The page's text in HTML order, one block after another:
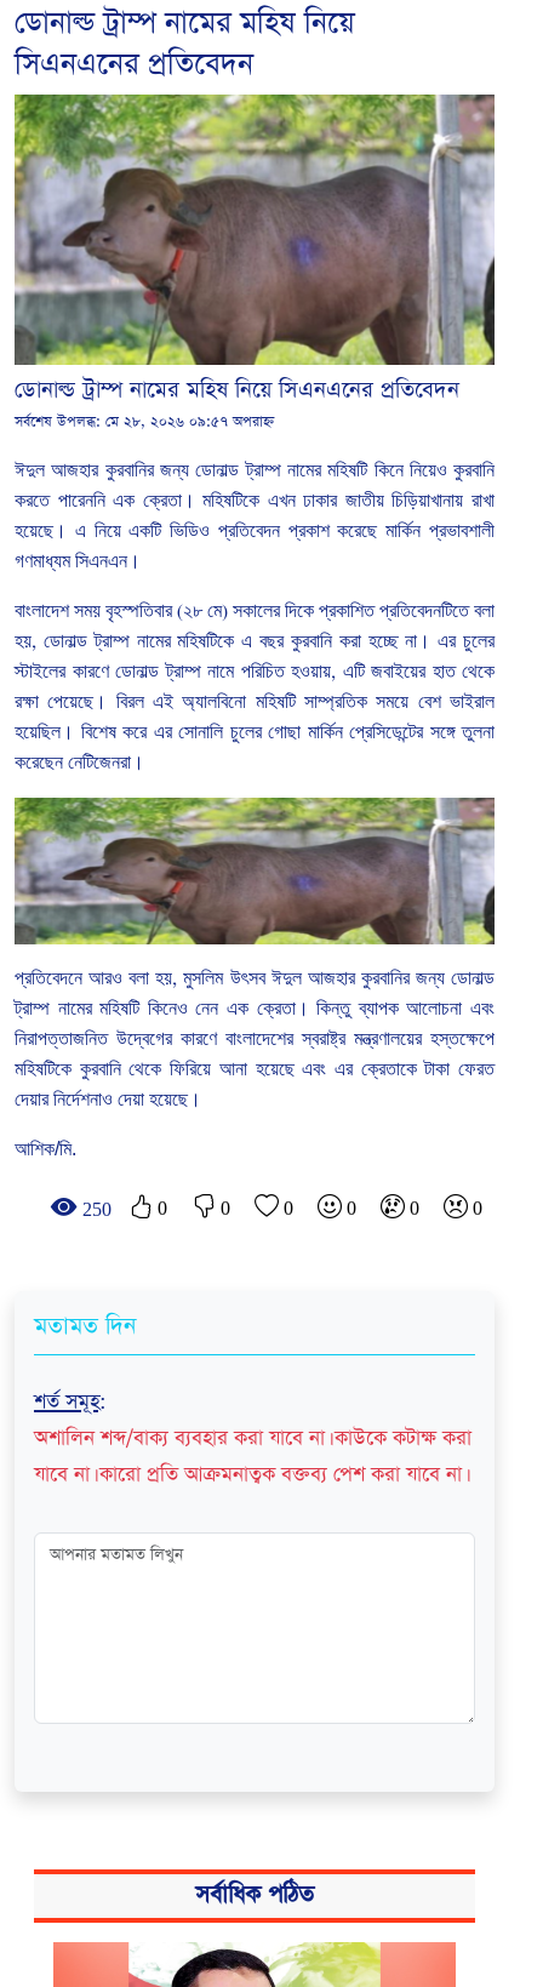
ডোনাল্ড ট্রাম্প নামের মহিষ নিয়ে
সিএনএনের প্রতিবেদন
ডোনাল্ড ট্রাম্প নামের মহিষ নিয়ে সিএনএনের প্রতিবেদন
সর্বশেষ উপলব্ধ: মে ২৮, ২০২৬ ০৯:৫৭ অপরাহ্ন
ঈদুল আজহার কুরবানির জন্য ডোনাল্ড ট্রাম্প নামের মহিষটি কিনে নিয়েও কুরবানি
করতে পারেননি এক ক্রেতা। মহিষটিকে এখন ঢাকার জাতীয় চিড়িয়াখানায় রাখা
হয়েছে। এ নিয়ে একটি ভিডিও প্রতিবেদন প্রকাশ করেছে মার্কিন প্রভাবশালী
গণমাধ্যম সিএনএন।
বাংলাদেশ সময় বৃহস্পতিবার(২৮ মে) সকালের দিকে প্রকাশিত প্রতিবেদনটিতে বলা
হয়, ডোনাল্ড ট্রাম্প নামের মহিষটিকে এ বছর কুরবানি করা হচ্ছে না। এর চুলের
স্টাইলের কারণে ডোনাল্ড ট্রাম্প নামে পরিচিত হওয়ায়, এটি জবাইয়ের হাত থেকে
রক্ষা পেয়েছে। বিরল এই অ্যালবিনো মহিষটি সাম্প্রতিক সময়ে বেশ ভাইরাল
হয়েছিল। বিশেষ করে এর সোনালি চুলের গোছা মার্কিন প্রেসিডেন্টের সঙ্গে তুলনা
করেছেন নেটিজেনরা।
প্রতিবেদনে আরও বলা হয়,মুসলিম উৎসব ঈদুল আজহার কুরবানির জন্য ডোনাল্ড
ট্রাম্প নামের মহিষটি কিনেও নেন এক ক্রেতা। কিন্তু ব্যাপক আলোচনা এবং
নিরাপত্তাজনিত উদ্বেগের কারণে বাংলাদেশের স্বরাষ্ট্র মন্ত্রণালয়ের হস্তক্ষেপে
মহিষটিকে কুরবানি থেকে ফিরিয়ে আনা হয়েছে এবং এর ক্রেতাকে টাকা ফেরত
দেয়ার নির্দেশনাও দেয়া হয়েছে।
আশিক/মি.
250 0 0 0 0 0 0
মতামত দিন
শর্ত সমূহ:
অশালিন শব্দ/বাক্য ব্যবহার করা যাবে না। কাউকে কটাক্ষ করা
যাবে না। কারো প্রতি আক্রমনাত্বক বক্তব্য পেশ করা যাবে না।
সর্বাধিক পঠিত